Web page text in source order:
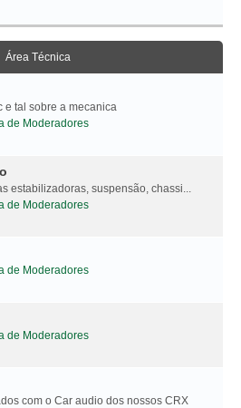
Área Técnica
e tal sobre a mecanica
de Moderadores
estabilizadoras, suspensão, chassi...
de Moderadores
de Moderadores
de Moderadores
com o Car audio dos nossos CRX